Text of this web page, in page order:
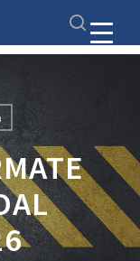
search
Close